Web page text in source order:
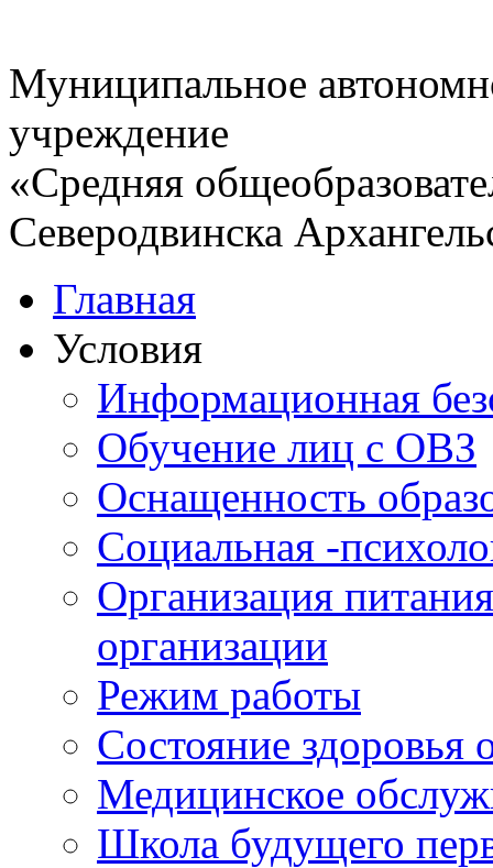
Муниципальное
учреждение
«Средняя
Северодвинска
Главная
Условия
Информационная
Обучение лиц с ОВЗ
Оснащенность
Социальная -
Организация
организации
Режим работы
Состояние
Медицинское
Школа будущего